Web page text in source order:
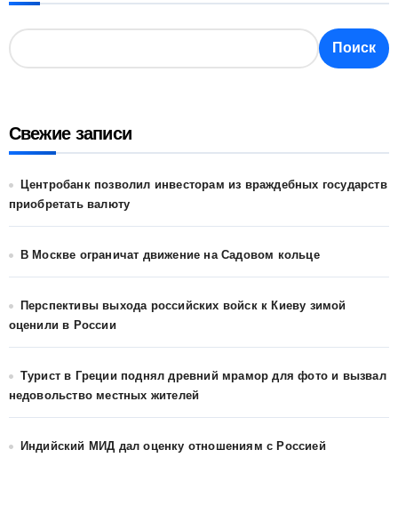
Поиск
Свежие записи
Центробанк позволил инвесторам из враждебных государств
приобретать валюту
В Москве ограничат движение на Садовом кольце
Перспективы выхода российских войск к Киеву зимой
оценили в России
Турист в Греции поднял древний мрамор для фото и вызвал
недовольство местных жителей
Индийский МИД дал оценку отношениям с Россией